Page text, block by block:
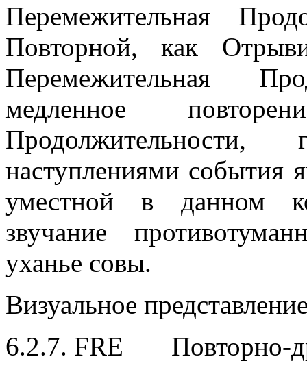
Перемежительная
Повторной, как
Перемежительная
медленное
наступлениями события
уместной в данном
звучание
уханье совы.
Визуальное
6.2.7. FRE Повторно-